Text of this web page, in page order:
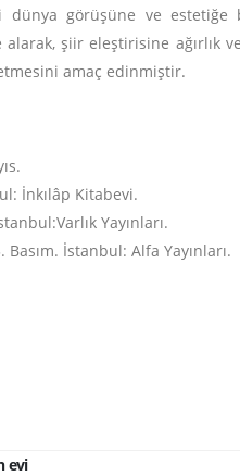
görüşüne ve estetiğe
şiir eleştirisine
amaç edinmiştir.
İnkılâp Kitabevi.
Yayınları.
Basım. İstanbul: Alfa Yayınları.
evi